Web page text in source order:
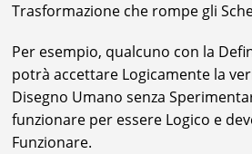
Trasformazione che rompe gli
Per esempio, qualcuno con la
potrà accettare Logicamente la
Disegno Umano senza
funzionare per essere Logico e
Funzionare.